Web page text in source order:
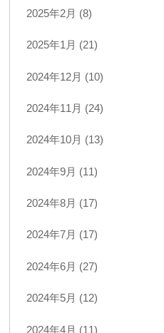
2025年2月 (8)
2025年1月 (21)
2024年12月 (10)
2024年11月 (24)
2024年10月 (13)
2024年9月 (11)
2024年8月 (17)
2024年7月 (17)
2024年6月 (27)
2024年5月 (12)
2024年4月 (11)